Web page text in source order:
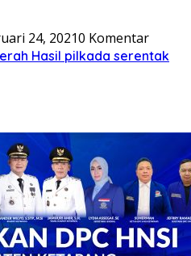
24, 20210 Komentar
Hasil pilkada serentak